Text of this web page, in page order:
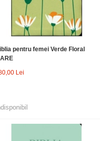
pentru femei Verde Floral
Lei